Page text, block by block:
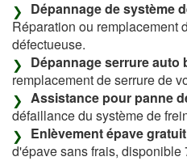
Dépannage de système
Réparation ou remplacement
défectueuse.
Dépannage serrure auto
remplacement de serrure de
Assistance pour panne
défaillance du système de
Enlèvement épave gratuit
d'épave sans frais, disponible